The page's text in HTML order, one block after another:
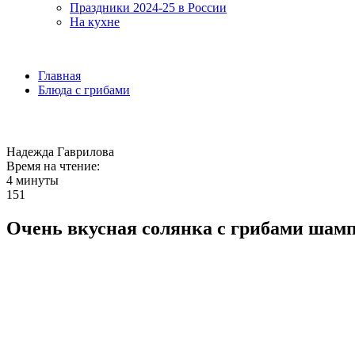
Праздники 2024-25 в России
На кухне
Главная
Блюда с грибами
Надежда Гаврилова
Время на чтение:
4 минуты
151
Очень вкусная солянка с грибами